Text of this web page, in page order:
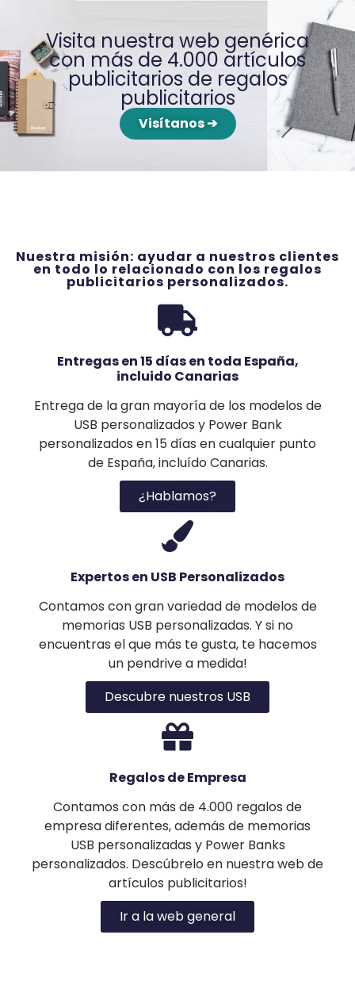
Visita nuestra web genérica
con más de 4.000 artículos
publicitarios de regalos
publicitarios
Visítanos ➔
Nuestra misión: ayudar a nuestros clientes
en todo lo relacionado con los regalos
publicitarios personalizados.
Entregas en 15 días en toda España,
incluido Canarias
Entrega de la gran mayoría de los modelos de
USB personalizados y Power Bank
personalizados en 15 días en cualquier punto
de España, incluído Canarias.
¿Hablamos?
Expertos en USB Personalizados
Contamos con gran variedad de modelos de
memorias USB personalizadas. Y si no
encuentras el que más te gusta, te hacemos
un pendrive a medida!
Descubre nuestros USB
Regalos de Empresa
Contamos con más de 4.000 regalos de
empresa diferentes, además de memorias
USB personalizadas y Power Banks
personalizados. Descúbrelo en nuestra web de
artículos publicitarios!
Ir a la web general